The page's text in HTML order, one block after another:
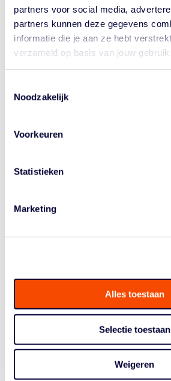
partners voor social media,
partners kunnen deze gegevens
informatie die je aan ze hebt
verzameld op basis van jouw
Noodzakelijk
Voorkeuren
Statistieken
Marketing
Alles toestaan
Selectie toestaan
Weigeren
Oranje toe dat Kroatië bijna 74
tweepunters raakschoot. Offensive
Nederland in wedstrijden, maar de
letterlijk, nog gevonden worden.
TOPSCORERS
Nederland:
Yannick Franke 22
Jesse Edwards 20 punten (7/9
minste) 2 posterdunks. Dario Saric 13
CREDITS KRIJGEN
eerste wedstrijd tegen Zweden laten
we achter de feiten aan. We zullen
dingen kan doen, maar ook in
MIXED FEELINGS
Jesse Edwards: “Dat we zo’n
verlies tegen zo’n ploeg, en dus het
kunnen winnen, is een goed teken.
dus. Kroatië is een
hele toernooi te winnen. Dit toernooi